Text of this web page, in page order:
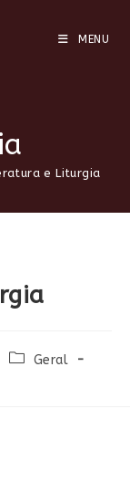
MENU
e Liturgia
Categoria
Geral